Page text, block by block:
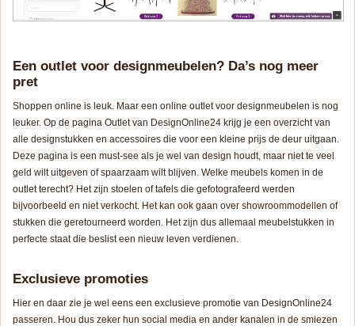
Een outlet voor designmeubelen? Da’s nog meer
pret
Shoppen online is leuk. Maar een online outlet voor designmeubelen is nog
leuker. Op de pagina Outlet van DesignOnline24 krijg je een overzicht van
alle designstukken en accessoires die voor een kleine prijs de deur uitgaan.
Deze pagina is een must-see als je wel van design houdt, maar niet te veel
geld wilt uitgeven of spaarzaam wilt blijven. Welke meubels komen in de
outlet terecht? Het zijn stoelen of tafels die gefotografeerd werden
bijvoorbeeld en niet verkocht. Het kan ook gaan over showroommodellen of
stukken die geretourneerd worden. Het zijn dus allemaal meubelstukken in
perfecte staat die beslist een nieuw leven verdienen.
Exclusieve promoties
Hier en daar zie je wel eens een exclusieve promotie van DesignOnline24
passeren. Hou dus zeker hun social media en ander kanalen in de smiezen